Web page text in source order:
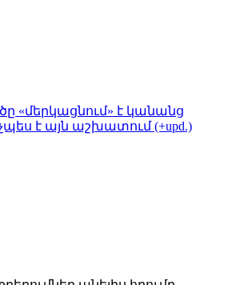
«մերկացնում» է կանանց
է այն աշխատում (+upd.)